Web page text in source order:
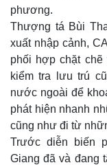
phương.
Thượng tá Bùi
xuất nhập cảnh,
phối hợp chặt
kiểm tra lưu trú
nước ngoài để
phát hiện nhanh
cũng như đi từ
Trước diễn biến
Giang đã và đang